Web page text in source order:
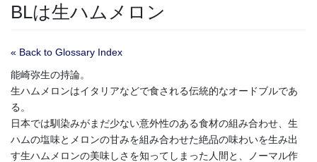
BLは生ハムメロン
« Back to Glossary Index
能崎弥生の持論。
生ハムメロンはイタリアなどで食される伝統的なオードブルであ
る。
日本では馴染みがまだ少ない意外性のある食材の組み合わせ、生
ハムの塩味とメロンの甘みを組み合わせた絶品の味わいを生み出
す生ハムメロンの美味しさを知ってしまった人間と、ノーマル作